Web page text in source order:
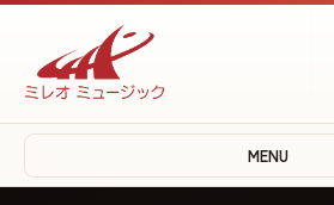
MENU
♫